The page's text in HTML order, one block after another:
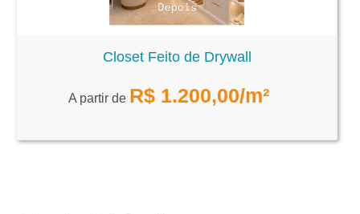
Closet Feito de Drywall
A partir de R$ 1.200,00/m²